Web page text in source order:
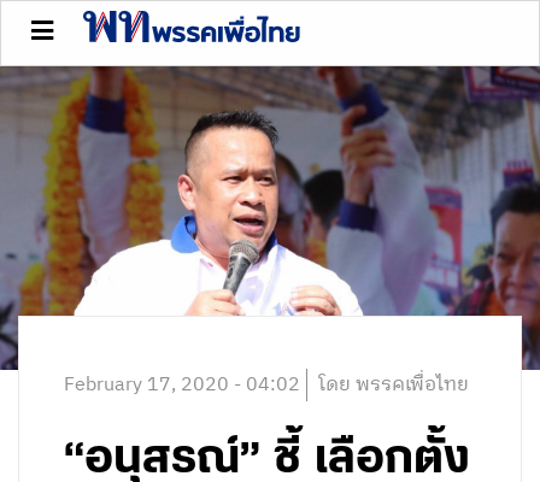
February 17, 2020 - 04:02 โดย พรรคเพื่อไทย
“อนุสรณ์” ชี้ เลือกตั้ง